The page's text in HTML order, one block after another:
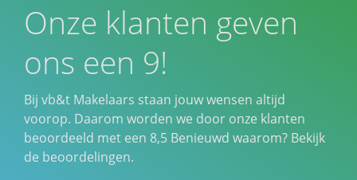
Onze klanten geven
ons een 9!
Bij vb&t Makelaars staan jouw wensen altijd
voorop. Daarom worden we door onze klanten
beoordeeld met een 8,5 Benieuwd waarom? Bekijk
de beoordelingen.